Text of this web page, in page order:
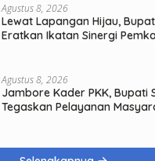
Agustus 8, 2026
Lewat Lapangan Hijau,
Eratkan Ikatan Sinergi
Agustus 8, 2026
Jambore Kader PKK, Bupati
Tegaskan Pelayanan